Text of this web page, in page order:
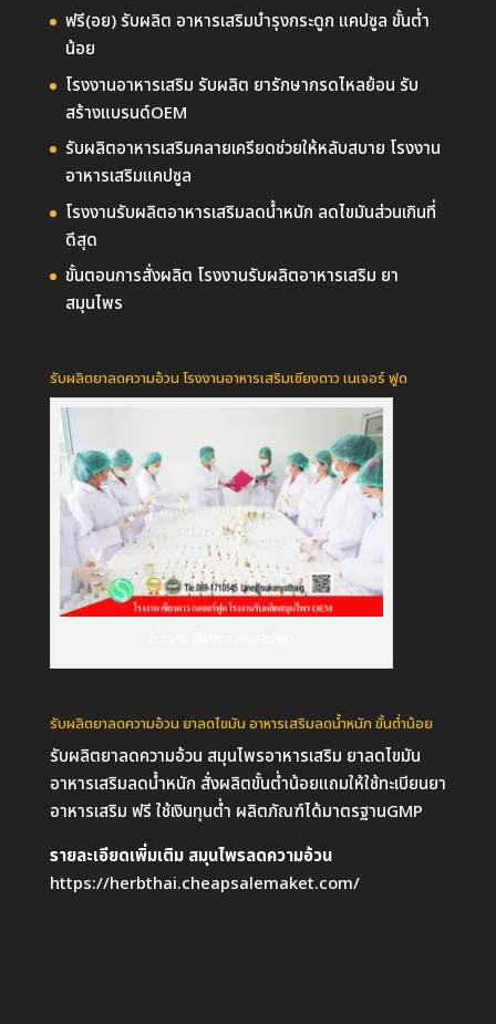
ฟรี(อย) รับผลิต อาหารเสริมบำรุงกระดูก แคปซูล ขั้นต่ำ
น้อย
โรงงานอาหารเสริม รับผลิต ยารักษากรดไหลย้อน รับ
สร้างแบรนด์OEM
รับผลิตอาหารเสริมคลายเครียดช่วยให้หลับสบาย โรงงาน
อาหารเสริมแคปซูล
โรงงานรับผลิตอาหารเสริมลดน้ำหนัก ลดไขมันส่วนเกินที่
ดีสุด
ขั้นตอนการสั่งผลิต โรงงานรับผลิตอาหารเสริม ยา
สมุนไพร
รับผลิตยาลดความอ้วน โรงงานอาหารเสริมเชียงดาว เนเจอร์ ฟูด
รับผลิตยาลดความอ้วน ยาลดไขมัน อาหารเสริมลดน้ำหนัก ขั้นต่ำน้อย
รับผลิตยาลดความอ้วน สมุนไพรอาหารเสริม ยาลดไขมัน
อาหารเสริมลดน้ำหนัก สั่งผลิตขั้นต่ำน้อยแถมให้ใช้ทะเบียนยา
อาหารเสริม ฟรี ใช้เงินทุนต่ำ ผลิตภัณฑ์ได้มาตรฐานGMP
รายละเอียดเพิ่มเติม สมุนไพรลดความอ้วน
https://herbthai.cheapsalemaket.com/